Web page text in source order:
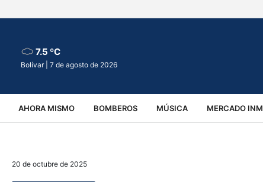
7.5 ºC
Bolívar | 7 de agosto de 2026
AHORA MISMO BOMBEROS MÚSICA MERCADO
VIRALES ACCIDENTES
20 de octubre de 2025